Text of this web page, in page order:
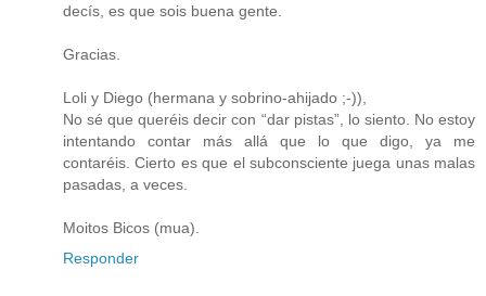
decís, es que sois buena gente.
Gracias.
Loli y Diego (hermana y sobrino-ahijado ;-)),
No sé que queréis decir con “dar pistas”, lo siento. No estoy
intentando contar más allá que lo que digo, ya me
contaréis. Cierto es que el subconsciente juega unas malas
pasadas, a veces.
Moitos Bicos (mua).
Responder